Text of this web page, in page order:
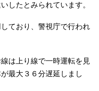
したとみられています。
ており、警視庁で行われ
は上り線で一時運転を見
最大３６分遅延しまし